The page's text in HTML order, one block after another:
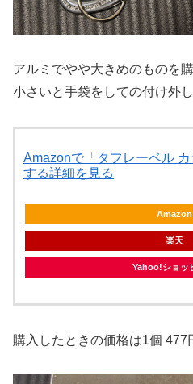
アルミでやや大きめのものを
小さいと手袋をしての付け外
Amazonで「タフレーベル
する詳細を見る
Amazon
楽天
Yahoo!ショッ
購入したときの価格は1個 477